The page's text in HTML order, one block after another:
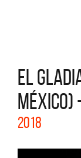
EL
MÉXICO)
2018